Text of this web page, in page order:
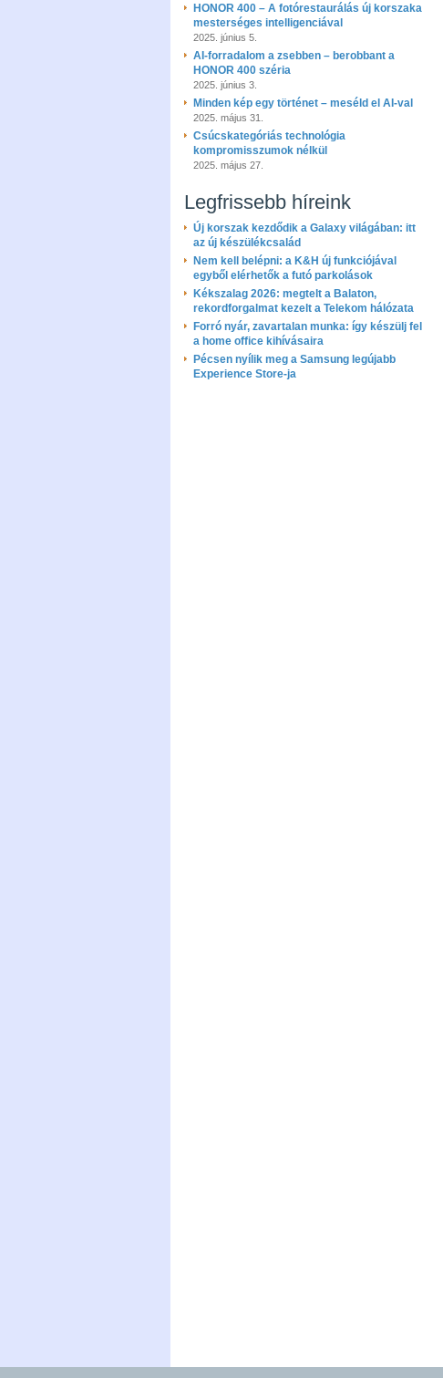
HONOR 400 – A fotórestaurálás új korszaka
mesterséges intelligenciával
2025. június 5.
AI-forradalom a zsebben – berobbant a
HONOR 400 széria
2025. június 3.
Minden kép egy történet – meséld el AI-val
2025. május 31.
Csúcskategóriás technológia
kompromisszumok nélkül
2025. május 27.
Legfrissebb híreink
Új korszak kezdődik a Galaxy világában: itt
az új készülékcsalád
Nem kell belépni: a K&H új funkciójával
egyből elérhetők a futó parkolások
Kékszalag 2026: megtelt a Balaton,
rekordforgalmat kezelt a Telekom hálózata
Forró nyár, zavartalan munka: így készülj fel
a home office kihívásaira
Pécsen nyílik meg a Samsung legújabb
Experience Store-ja